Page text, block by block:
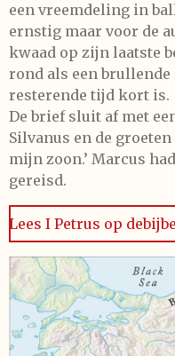
een vreemdeling in
ernstig maar voor de
kwaad op zijn laatste
rond als een
resterende tijd kort is.
De brief sluit af met
Silvanus en de groeten
mijn zoon.’ Marcus
gereisd.
Lees I Petrus op